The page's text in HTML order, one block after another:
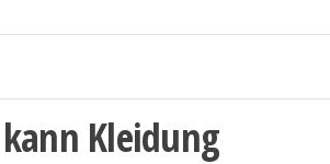
Kleidung